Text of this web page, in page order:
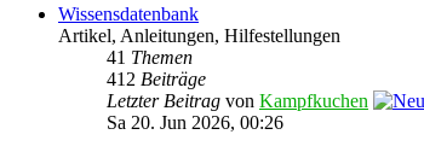
Wissensdatenbank
Artikel, Anleitungen, Hilfestellungen
41 Themen
412 Beiträge
Letzter Beitrag von Kampfkuchen
Sa 20. Jun 2026, 00:26